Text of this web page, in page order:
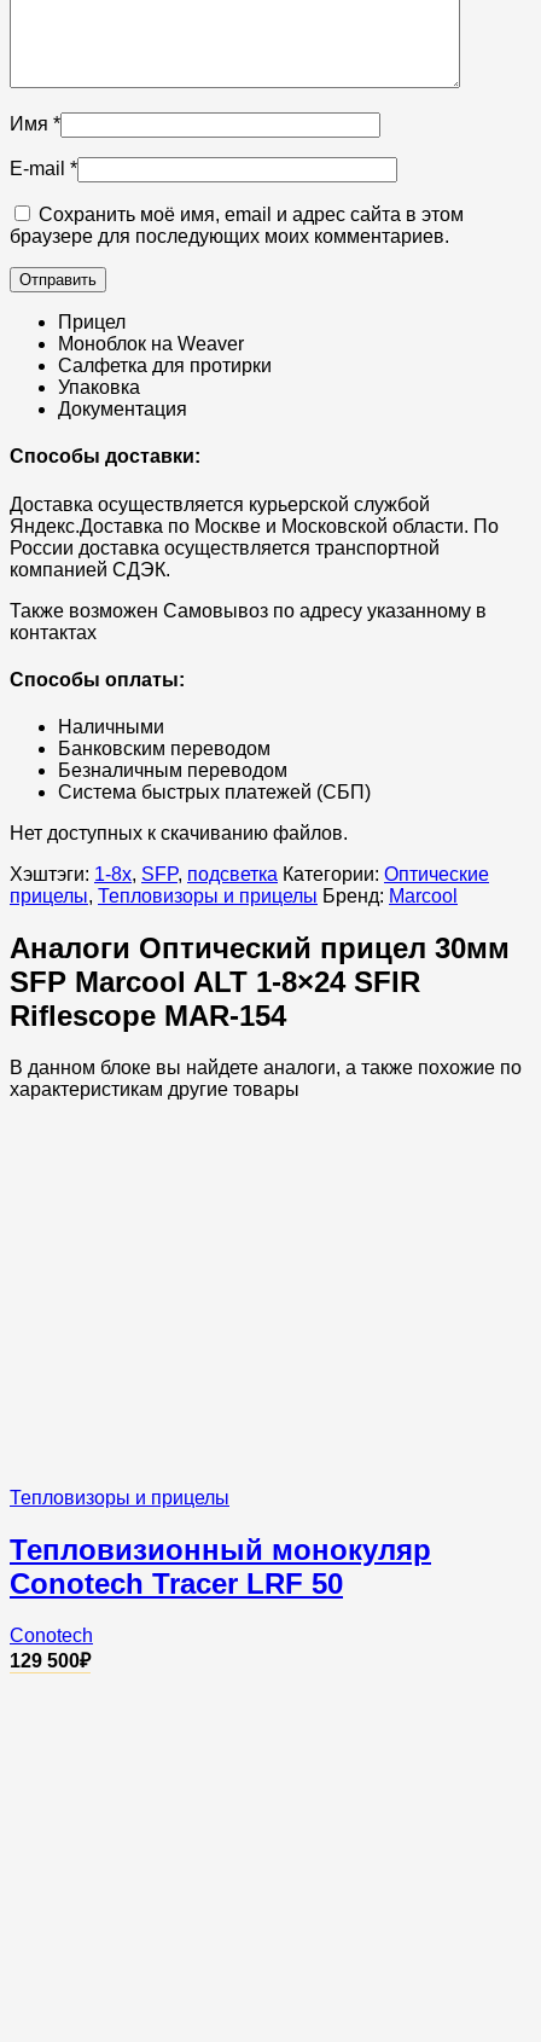
Имя *
E-mail *
Сохранить моё имя, email и адрес сайта в этом
браузере для последующих моих комментариев.
Прицел
Моноблок на Weaver
Салфетка для протирки​
Упаковка
Документация
Способы доставки:
Доставка осуществляется курьерской службой
Яндекс.Доставка по Москве и Московской области. По
России доставка осуществляется транспортной
компанией СДЭК.
Также возможен Самовывоз по адресу указанному в
контактах
Способы оплаты:
Наличными
Банковским переводом
Безналичным переводом
Система быстрых платежей (СБП)
Нет доступных к скачиванию файлов.
Хэштэги: 1-8x, SFP, подсветка Категории: Оптические
прицелы, Тепловизоры и прицелы Бренд: Marcool
Аналоги Оптический прицел 30мм
SFP Marcool ALT 1-8×24 SFIR
Riflescope MAR-154
В данном блоке вы найдете аналоги, а также похожие по
характеристикам другие товары
Тепловизоры и прицелы
Тепловизионный монокуляр
Conotech Tracer LRF 50
Conotech
129 500₽